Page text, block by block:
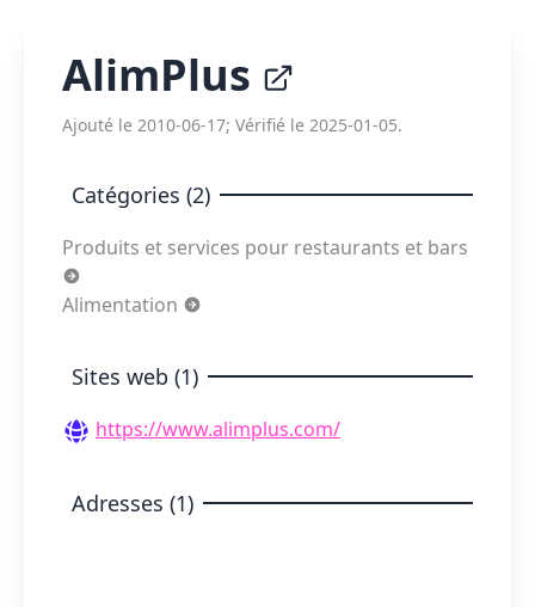
AlimPlus
Ajouté le 2010-06-17; Vérifié le 2025-01-05.
Catégories (2)
Produits et services pour restaurants et bars
Alimentation
Sites web (1)
https://www.alimplus.com/
Adresses (1)